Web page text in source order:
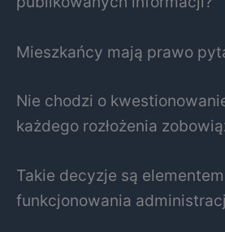
Mieszkańcy mają prawo
Nie chodzi o
każdego rozłożenia
Takie decyzje są
funkcjonowania